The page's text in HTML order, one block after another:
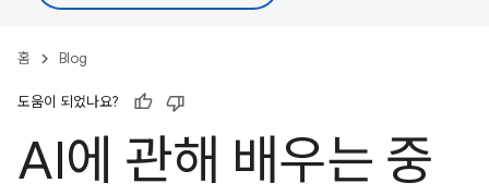
홈 Blog
도움이 되었나요?
AI에 관해 배우는 중